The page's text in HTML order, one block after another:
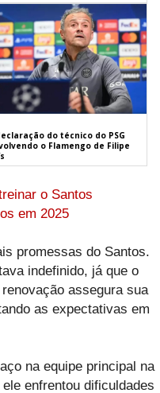
do técnico do PSG
o Flamengo de Filipe
o Santos
em 2025
promessas do Santos.
indefinido, já que o
assegura sua
as expectativas em
na equipe principal na
enfrentou dificuldades